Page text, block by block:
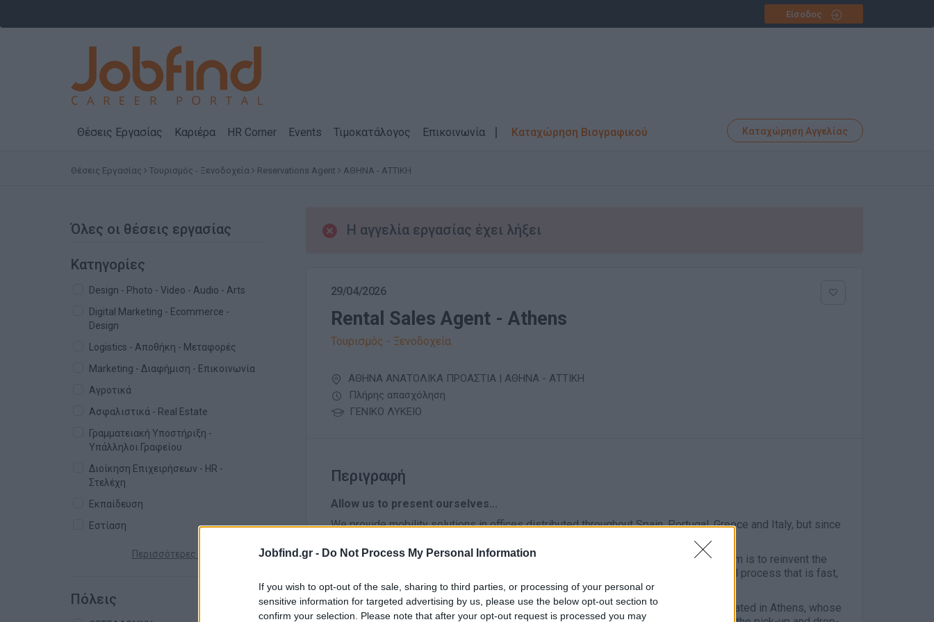
Jobfind.gr - Do Not Process My Personal Information
If you wish to opt-out of the sale, sharing to third parties, or processing of your personal or
sensitive information for targeted advertising by us, please use the below opt-out section to
confirm your selection. Please note that after your opt-out request is processed you may
Είσοδος
Θέσεις Εργασίας Καριέρα HR Corner Events Τιμοκατάλογος Επικοινωνία Καταχώρηση Βιογραφικού Καταχώρηση Αγγελίας
Θέσεις Εργασίας Τουρισμός - Ξενοδοχεία Reservations Agent ΑΘΗΝΑ - ΑΤΤΙΚΗ
Όλες οι θέσεις εργασίας
Κατηγορίες
Design - Photo - Video - Audio - Arts
Digital Marketing - Ecommerce -
Design
Logistics - Αποθήκη - Μεταφορές
Marketing - Διαφήμιση - Επικοινωνία
Αγροτικά
Ασφαλιστικά - Real Estate
Γραμματειακή Υποστήριξη -
Υπάλληλοι Γραφείου
Διοίκηση Επιχειρήσεων - HR -
Στελέχη
Εκπαίδευση
Εστίαση
Περισσότερες κατηγορίες +
Πόλεις
Η αγγελία εργασίας έχει λήξει
29/04/2026
Rental Sales Agent - Athens
Τουρισμός - Ξενοδοχεία
ΑΘΗΝΑ ΑΝΑΤΟΛΙΚΑ ΠΡΟΑΣΤΙΑ | ΑΘΗΝΑ - ΑΤΤΙΚΗ
Πλήρης απασχόληση
ΓΕΝΙΚΟ ΛΥΚΕΙΟ
Περιγραφή
Allow us to present ourselves...
We provide mobility solutions in offices distributed throughout Spain, Portugal, Greece and Italy, but since
there's no stopping us, we're currently immersed in an ambitious process of growth.
With more than 20 years of experience in the sector, we have a clear mission: our aim is to reinvent the
experience of renting vehicles, stay at the forefront of the industry and offer a rental process that is fast,
simple and intuitive by relying on our innovative solutions.
And to achieve this objective, we're recruiting a receptionist to work in our office located in Athens, whose